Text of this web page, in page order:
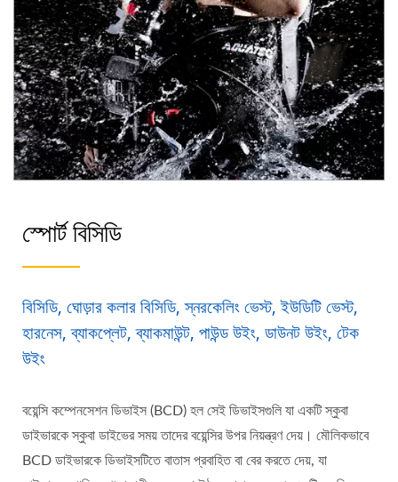
স্পোর্ট বিসিডি
বিসিডি, ঘোড়ার কলার বিসিডি, স্নরকেলিং ভেস্ট, ইউডিটি ভেস্ট,
হারনেস, ব্যাকপ্লেট, ব্যাকমাউন্ট, পাউন্ড উইং, ডাউনট উইং, টেক
উইং
বয়েন্সি কম্পেনসেশন ডিভাইস (BCD) হল সেই ডিভাইসগুলি যা একটি স্কুবা
ডাইভারকে স্কুবা ডাইভের সময় তাদের বয়েন্সির উপর নিয়ন্ত্রণ দেয়। মৌলিকভাবে
BCD ডাইভারকে ডিভাইসটিতে বাতাস প্রবাহিত বা বের করতে দেয়, যা